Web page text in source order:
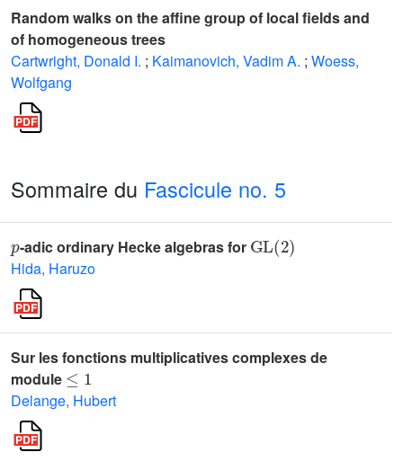
Random walks on the affine group of local fields and
of homogeneous trees
Cartwright, Donald I. ; Kaimanovich, Vadim A. ; Woess,
Wolfgang
Sommaire du Fascicule no. 5
-adic ordinary Hecke algebras for
( )
Hida, Haruzo
Sur les fonctions multiplicatives complexes de
module
≤1
Delange, Hubert